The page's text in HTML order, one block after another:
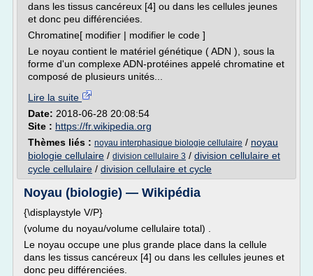
dans les tissus cancéreux [4] ou dans les cellules jeunes
et donc peu différenciées.
Chromatine[ modifier | modifier le code ]
Le noyau contient le matériel génétique ( ADN ), sous la
forme d'un complexe ADN-protéines appelé chromatine et
composé de plusieurs unités...
Lire la suite
Date: 2018-06-28 20:08:54
Site : https://fr.wikipedia.org
Thèmes liés : noyau interphasique biologie cellulaire / noyau
biologie cellulaire / division cellulaire 3 / division cellulaire et
cycle cellulaire / division cellulaire et cycle
Noyau (biologie) — Wikipédia
{\displaystyle V/P}
(volume du noyau/volume cellulaire total) .
Le noyau occupe une plus grande place dans la cellule
dans les tissus cancéreux [4] ou dans les cellules jeunes et
donc peu différenciées.